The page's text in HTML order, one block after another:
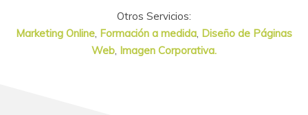
Otros Servicios:
Marketing Online, Formación a medida, Diseño de Páginas
Web, Imagen Corporativa.